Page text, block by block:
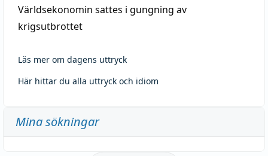
Världsekonomin sattes i gungning av
krigsutbrottet
Läs mer om dagens uttryck
Här hittar du alla uttryck och idiom
Mina sökningar